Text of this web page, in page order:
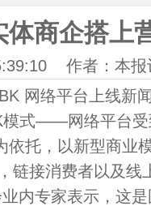
体商企搭上
作者：本报
网络平台上线新
模式——网络平台
依托，以新型商业
链接消费者以及线
内专家表示，这